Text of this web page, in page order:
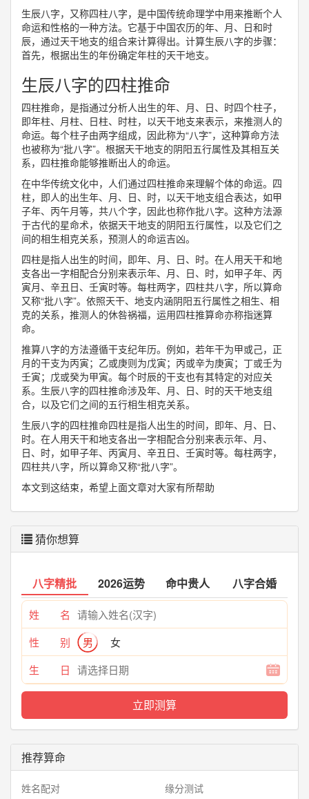
生辰八字，又称四柱八字，是中国传统命理学中用来推断个人
命运和性格的一种方法。它基于中国农历的年、月、日和时
辰，通过天干地支的组合来计算得出。计算生辰八字的步骤：
首先，根据出生的年份确定年柱的天干地支。
生辰八字的四柱推命
四柱推命，是指通过分析人出生的年、月、日、时四个柱子，
即年柱、月柱、日柱、时柱，以天干地支来表示，来推测人的
命运。每个柱子由两字组成，因此称为“八字”，这种算命方法
也被称为“批八字”。根据天干地支的阴阳五行属性及其相互关
系，四柱推命能够推断出人的命运。
在中华传统文化中，人们通过四柱推命来理解个体的命运。四
柱，即人的出生年、月、日、时，以天干地支组合表达，如甲
子年、丙午月等，共八个字，因此也称作批八字。这种方法源
于古代的星命术，依据天干地支的阴阳五行属性，以及它们之
间的相生相克关系，预测人的命运吉凶。
四柱是指人出生的时间，即年、月、日、时。在人用天干和地
支各出一字相配合分别来表示年、月、日、时，如甲子年、丙
寅月、辛丑日、壬寅时等。每柱两字，四柱共八字，所以算命
又称“批八字”。依照天干、地支内涵阴阳五行属性之相生、相
克的关系，推测人的休咎祸福，运用四柱推算命亦称指迷算
命。
推算八字的方法遵循干支纪年历。例如，若年干为甲或己，正
月的干支为丙寅；乙或庚则为戊寅；丙或辛为庚寅；丁或壬为
壬寅；戊或癸为甲寅。每个时辰的干支也有其特定的对应关
系。生辰八字的四柱推命涉及年、月、日、时的天干地支组
合，以及它们之间的五行相生相克关系。
生辰八字的四柱推命四柱是指人出生的时间，即年、月、日、
时。在人用天干和地支各出一字相配合分别来表示年、月、
日、时，如甲子年、丙寅月、辛丑日、壬寅时等。每柱两字，
四柱共八字，所以算命又称“批八字”。
本文到这结束，希望上面文章对大家有所帮助
猜你想算
八字精批 2026运势 命中贵人 八字合婚
姓 名
性 别
男
女
生 日
推荐算命
姓名配对 缘分测试